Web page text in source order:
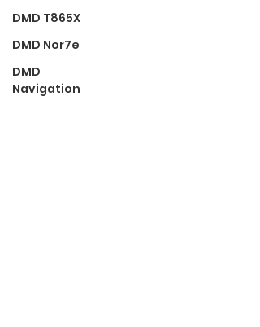
DMD T865X
DMD Nor7e
DMD
Navigation